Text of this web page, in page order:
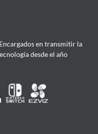
en transmitir la
desde el año